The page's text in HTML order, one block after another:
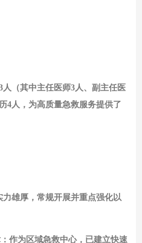
人（其中主任医师3人、副主任医
4人，为高质量急救服务提供了
雄厚，常规开展并重点强化以
作为区域急救中心，已建立快速